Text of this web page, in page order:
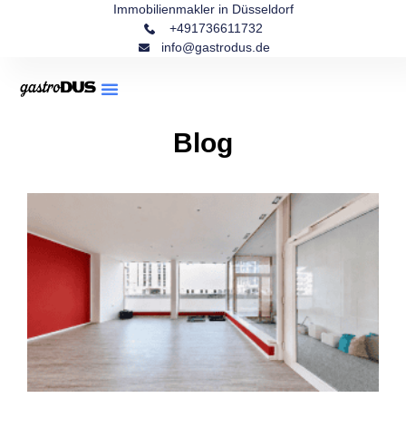
Immobilienmakler in Düsseldorf
info@gastrodus.de
+491736611732
Blog